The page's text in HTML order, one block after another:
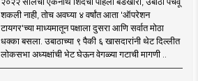
शकली नाही, तोच अवघ्या ४ वर्षांत आता 'ऑपरेशन
टायगर'च्या माध्यमातून पक्षाला दुसरा आणि सर्वात मोठा
धक्का बसला. उबाठाच्या ९ पैकी ६ खासदारांनी थेट दिल्लीत
लोकसभा अध्यक्षांची भेट घेऊन वेगळ्या गटाची मागणी ..